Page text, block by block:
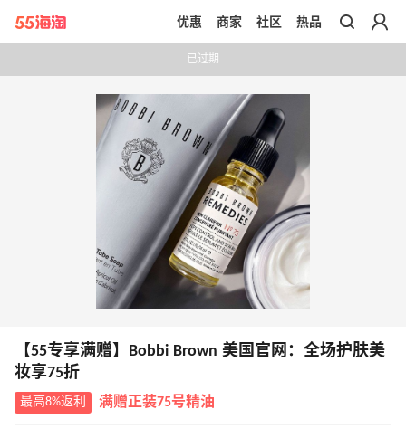
带你去官网买正品
优惠 商家 社区 热品
已过期
【55专享满赠】Bobbi Brown 美国官网：全场护肤美
妆享75折
最高8%返利 满赠正装75号精油